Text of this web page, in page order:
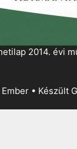
2014. évi
• Készült